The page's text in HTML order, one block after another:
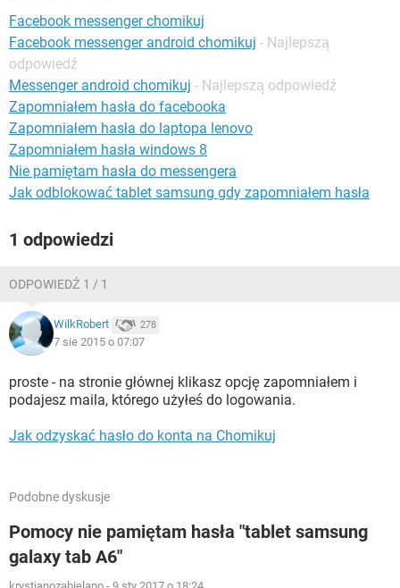
Facebook messenger chomikuj
Facebook messenger android chomikuj - Najlepszą
odpowiedź
Messenger android chomikuj - Najlepszą odpowiedź
Zapomniałem hasła do facebooka
Zapomniałem hasła do laptopa lenovo
Zapomniałem hasła windows 8
Nie pamiętam hasła do messengera
Jak odblokować tablet samsung gdy zapomniałem hasła
1 odpowiedzi
ODPOWIEDŹ 1 / 1
WilkRobert 278
7 sie 2015 o 07:07
proste - na stronie głównej klikasz opcję zapomniałem i
podajesz maila, którego użyłeś do logowania.
Jak odzyskać hasło do konta na Chomikuj
Podobne dyskusje
Pomocy nie pamiętam hasła "tablet samsung
galaxy tab A6"